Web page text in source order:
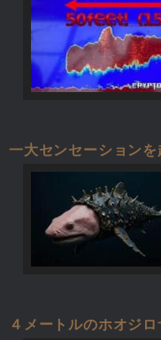
一大センセーション
４メートルのホオジ